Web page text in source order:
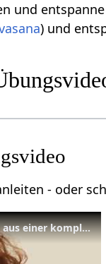
und
) und
- oder
Augenübungen - Praktische Anleitung (Auszug aus einer kompletten Yoga Anfängerstunde)